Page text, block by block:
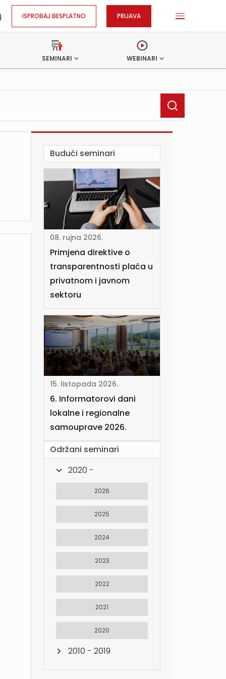
ISPROBAJ BESPLATNO PRIJAVA
SEMINARI WEBINARI
Budući seminari
08. rujna 2026.
Primjena direktive o
transparentnosti plaća u
privatnom i javnom
sektoru
15. listopada 2026.
6. Informatorovi dani
lokalne i regionalne
samouprave 2026.
Održani seminari
2020 -
2026
2025
2024
2023
2022
2021
2020
2010 - 2019